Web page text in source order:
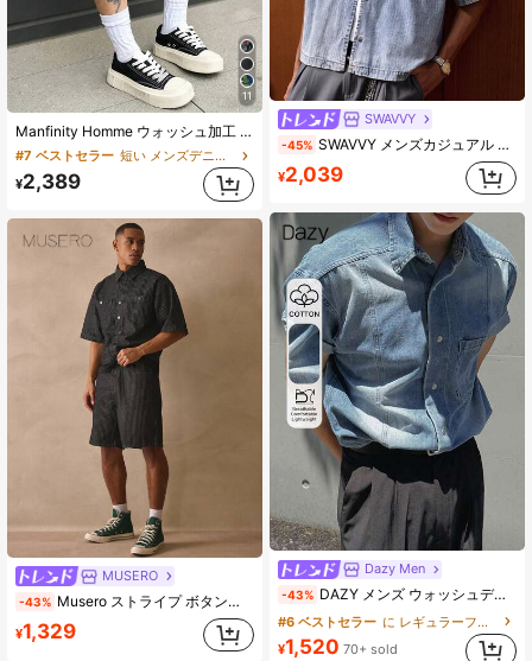
11
Manfinity Homme ウォッシュ加工 ダークブルー リラックスフィット ひざ丈デニムショーツ、春夏
#7 ベストセラー
短い メンズデニムショートパンツ
¥2,389
MUSERO
-43% Musero ストライプ ボタン留め レギュラー ベーシック デニムショーツ コーデ ジョーツ 春夏必需品
¥1,329
SWAVVY
-45% SWAVVY メンズカジュアル 無地 ドロップショルダー フロントボタン ファッショナブル 多用途 半袖デニムシャツ
¥2,039
Dazy Men
-43% DAZY メンズ ウォッシュデニム 半袖シャツ、夏用
#6 ベストセラー
に レギュラーフィット メンズデニムトップス
¥1,520 70+ sold